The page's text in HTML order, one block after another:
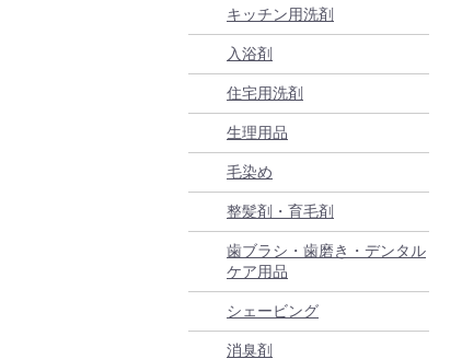
キッチン用洗剤
入浴剤
住宅用洗剤
生理用品
毛染め
整髪剤・育毛剤
歯ブラシ・歯磨き・デンタル
ケア用品
シェービング
消臭剤